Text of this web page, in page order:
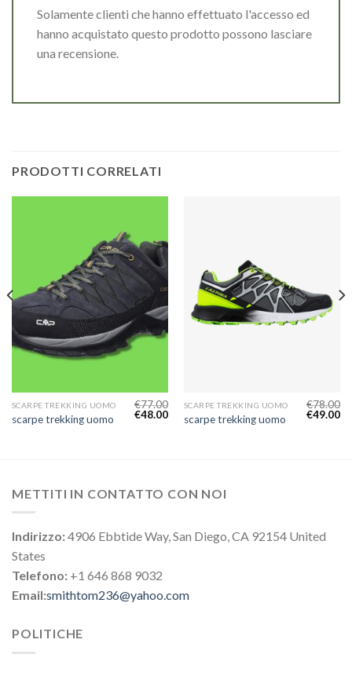
Solamente clienti che hanno effettuato l'accesso ed
hanno acquistato questo prodotto possono lasciare
una recensione.
PRODOTTI CORRELATI
SCARPE TREKKING UOMO
scarpe trekking uomo
€77.00
€48.00
SCARPE TREKKING UOMO
scarpe trekking uomo
€78.00
€49.00
METTITI IN CONTATTO CON NOI
Indirizzo:4906 Ebbtide Way, San Diego, CA 92154 United
States
Telefono: +1 646 868 9032
Email:smithtom236@yahoo.com
POLITICHE